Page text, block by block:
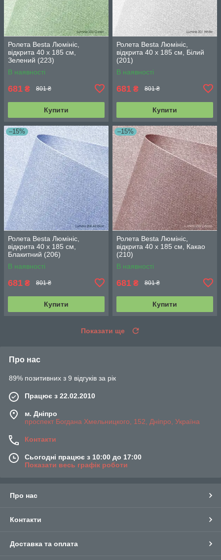
Ролета Besta Люмініс,
відкрита 40 х 185 см,
Зелений (223)
В наявності
681 ₴ 801 ₴
Купити
Ролета Besta Люмініс,
відкрита 40 х 185 см, Білий
(201)
В наявності
681 ₴ 801 ₴
Купити
–15%
Ролета Besta Люмініс,
відкрита 40 х 185 см,
Блакитний (206)
В наявності
681 ₴ 801 ₴
Купити
–15%
Ролета Besta Люмініс,
відкрита 40 х 185 см, Какао
(210)
В наявності
681 ₴ 801 ₴
Купити
Показати ще
Про нас
89% позитивних з 9 відгуків за рік
Працює з 22.02.2010
м. Дніпро
проспект Богдана Хмельницкого, 152, Дніпро, Україна
Контакти
Сьогодні працює з 10:00 до 17:00
Показати весь графік роботи
Про нас
Контакти
Доставка та оплата